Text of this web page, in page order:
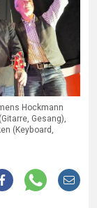
Hockmann
Gesang),
(Keyboard,